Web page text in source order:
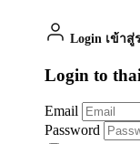
Login เข้าสู่
Login to
Email
Password